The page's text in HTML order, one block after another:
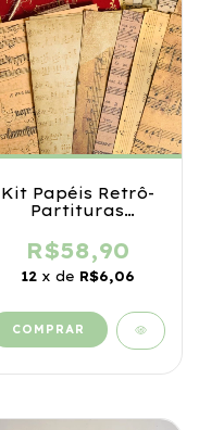
Kit Papéis Retrô-
Partituras
Folhas
R$58,90
12 x de R$6,06